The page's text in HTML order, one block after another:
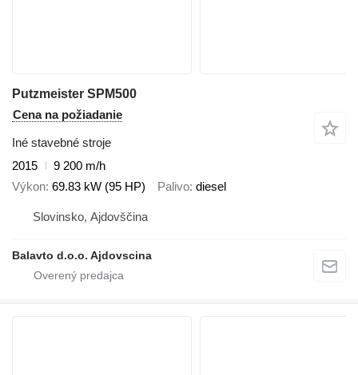
Putzmeister SPM500
Cena na požiadanie
Iné stavebné stroje
2015
9 200 m/h
Výkon 69.83 kW (95 HP) Palivo diesel
Slovinsko, Ajdovščina
Balavto d.o.o. Ajdovscina